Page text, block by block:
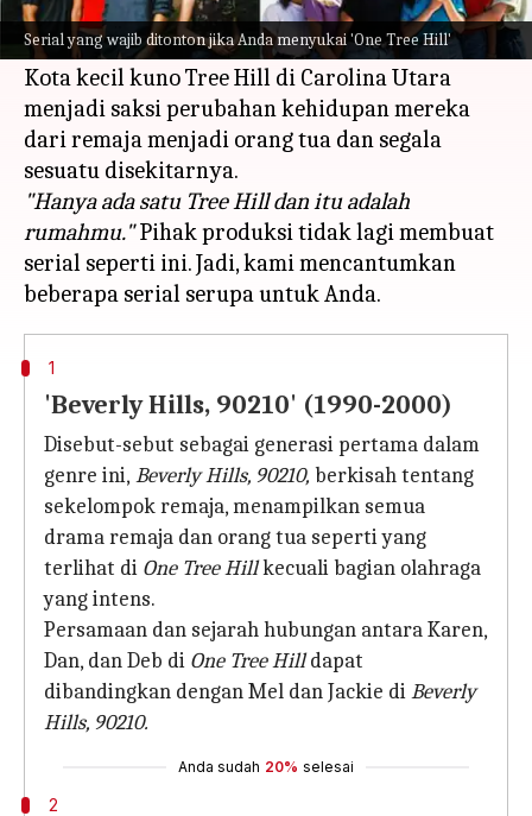
Serial yang wajib ditonton jika Anda menyukai 'One Tree Hill'
tentang dua saudara tiri, teman, dan keluarga
mereka.
Kota kecil kuno Tree Hill di Carolina Utara
menjadi saksi perubahan kehidupan mereka
dari remaja menjadi orang tua dan segala
"Hanya ada satu Tree Hill dan itu adalah
rumahmu."Pihak produksi tidak lagi membuat
serial seperti ini. Jadi, kami mencantumkan
1
'Beverly Hills, 90210' (1990-2000)
Disebut-sebut sebagai generasi pertama dalam
genre ini, Beverly Hills, 90210, berkisah tentang
sekelompok remaja, menampilkan semua
drama remaja dan orang tua seperti yang
terlihat di One Tree Hillkecuali bagian olahraga
yang intens.
Persamaan dan sejarah hubungan antara Karen,
Dan, dan Deb di One Tree Hilldapat
dibandingkan dengan Mel dan Jackie diBeverly
Hills, 90210.
Anda sudah 20% selesai
2